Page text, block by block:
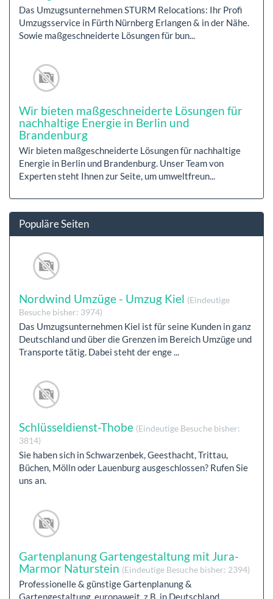
Das Umzugsunternehmen STURM Relocations: Ihr Profi
Umzugsservice in Fürth Nürnberg Erlangen & in der Nähe.
Sowie maßgeschneiderte Lösungen für bun...
Wir bieten maßgeschneiderte Lösungen für
nachhaltige Energie in Berlin und
Brandenburg
Wir bieten maßgeschneiderte Lösungen für nachhaltige
Energie in Berlin und Brandenburg. Unser Team von
Experten steht Ihnen zur Seite, um umweltfreun...
Populäre Seiten
Nordwind Umzüge - Umzug Kiel (Eindeutige
Besuche bisher: 3974)
Das Umzugsunternehmen Kiel ist für seine Kunden in ganz
Deutschland und über die Grenzen im Bereich Umzüge und
Transporte tätig. Dabei steht der enge ...
Schlüsseldienst-Thobe (Eindeutige Besuche bisher:
3814)
Sie haben sich in Schwarzenbek, Geesthacht, Trittau,
Büchen, Mölln oder Lauenburg ausgeschlossen? Rufen Sie
uns an.
Gartenplanung Gartengestaltung mit Jura-
Marmor Naturstein (Eindeutige Besuche bisher: 2394)
Professionelle & günstige Gartenplanung &
Gartengestaltung, europaweit, z.B. in Deutschland,